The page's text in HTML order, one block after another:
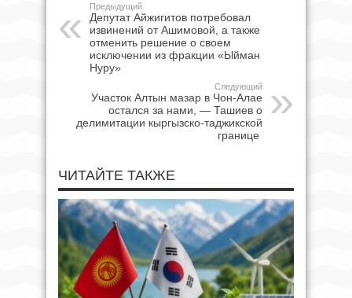
Предыдущий
Депутат Айжигитов потребовал
извинений от Ашимовой, а также
отменить решение о своем
исключении из фракции «Ыйман
Нуру»
Следующий
Участок Алтын мазар в Чон-Алае
остался за нами, — Ташиев о
делимитации кыргызско-таджикской
границе
ЧИТАЙТЕ ТАКЖЕ